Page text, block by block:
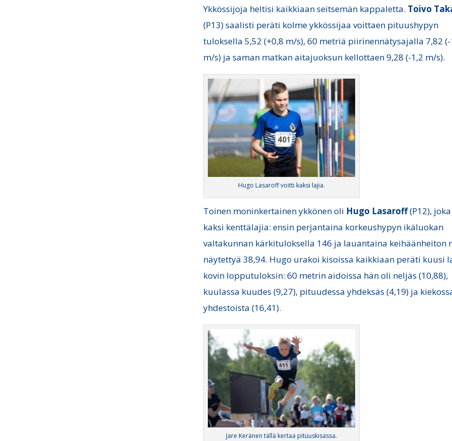
Ykkössijoja heltisi kaikkiaan seitsemän kappaletta. Toivo
(P13) saalisti peräti kolme ykkössijaa voittaen pituushypyn
tuloksella 5,52 (+0,8 m/s), 60 metriä piirinennätysajalla 7,82
m/s) ja saman matkan aitajuoksun kellottaen 9,28 (-1,2 m/s).
Hugo Lasaroff voitti kaksi lajia.
Toinen moninkertainen ykkönen oli Hugo Lasaroff(P12),
kaksi kenttälajia: ensin perjantaina korkeushypyn ikäluokan
valtakunnan kärkituloksella 146 ja lauantaina keihäänheiton
näytettyä 38,94. Hugo urakoi kisoissa kaikkiaan peräti kuusi
kovin lopputuloksin: 60 metrin aidoissa hän oli neljäs (10,88),
kuulassa kuudes (9,27), pituudessa yhdeksäs (4,19) ja
yhdestoista (16,41).
Jare Keränen tällä kertaa pituuskisassa.